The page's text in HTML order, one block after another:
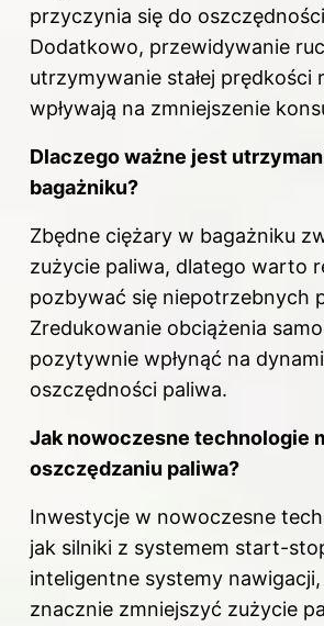
przyczynia się do
Dodatkowo, przewidywanie
utrzymywanie stałej prędkości
wpływają na zmniejszenie
Dlaczego ważne jest
bagażniku?
Zbędne ciężary w bagażniku
zużycie paliwa, dlatego warto
pozbywać się niepotrzebnych
Zredukowanie obciążenia
pozytywnie wpłynąć na
oszczędności paliwa.
Jak nowoczesne technologie
oszczędzaniu paliwa?
Inwestycje w nowoczesne
jak silniki z systemem start-
inteligentne systemy
znacznie zmniejszyć zużycie